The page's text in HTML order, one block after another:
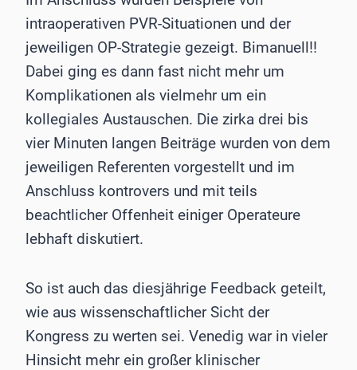
intraoperativen PVR-Situationen und der
jeweiligen OP-Strategie gezeigt. Bimanuell!!
Dabei ging es dann fast nicht mehr um
Komplikationen als vielmehr um ein
kollegiales Austauschen. Die zirka drei bis
vier Minuten langen Beiträge wurden von dem
jeweiligen Referenten vorgestellt und im
Anschluss kontrovers und mit teils
beachtlicher Offenheit einiger Operateure
lebhaft diskutiert.
So ist auch das diesjährige Feedback geteilt,
wie aus wissenschaftlicher Sicht der
Kongress zu werten sei. Venedig war in vieler
Hinsicht mehr ein großer klinischer